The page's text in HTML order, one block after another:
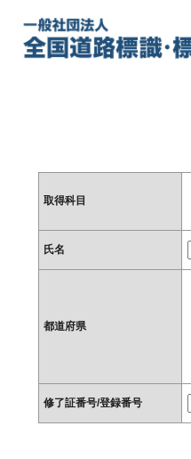
取得科目
氏名
都道府県
修了証番号/登録番号